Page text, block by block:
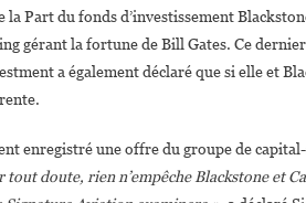
De
Part du fonds d’investissement
gérant la fortune de Bill Gates. Ce
a également déclaré que si elle et
enregistré une offre du groupe de
tout doute, rien n’empêche Blackstone et